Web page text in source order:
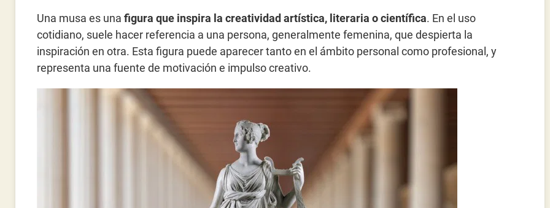
Una musa es una figura que inspira la creatividad artística, literaria o científica. En el uso
cotidiano, suele hacer referencia a una persona, generalmente femenina, que despierta la
inspiración en otra. Esta figura puede aparecer tanto en el ámbito personal como profesional, y
representa una fuente de motivación e impulso creativo.